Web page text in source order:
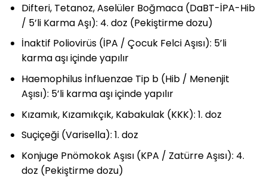
Difteri, Tetanoz, Aselüler Boğmaca (DaBT-İPA-Hib
/ 5’li Karma Aşı): 4. doz (Pekiştirme dozu)
İnaktif Poliovirüs (İPA / Çocuk Felci Aşısı): 5’li
karma aşı içinde yapılır
Haemophilus İnfluenzae Tip b (Hib / Menenjit
Aşısı): 5’li karma aşı içinde yapılır
Kızamık, Kızamıkçık, Kabakulak (KKK): 1. doz
Suçiçeği (Varisella): 1. doz
Konjuge Pnömokok Aşısı (KPA / Zatürre Aşısı): 4.
doz (Pekiştirme dozu)